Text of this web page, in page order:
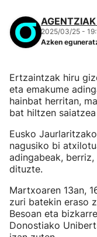
2025/03/25 -
Azken
Ertzaintzak hiru
eta emakume
hainbat herritan,
bat hiltzen
Eusko
nagusiko bi
adingabeak,
dituzte.
Martxoaren 13an,
zuri batekin eraso
Besoan eta
Donostiako